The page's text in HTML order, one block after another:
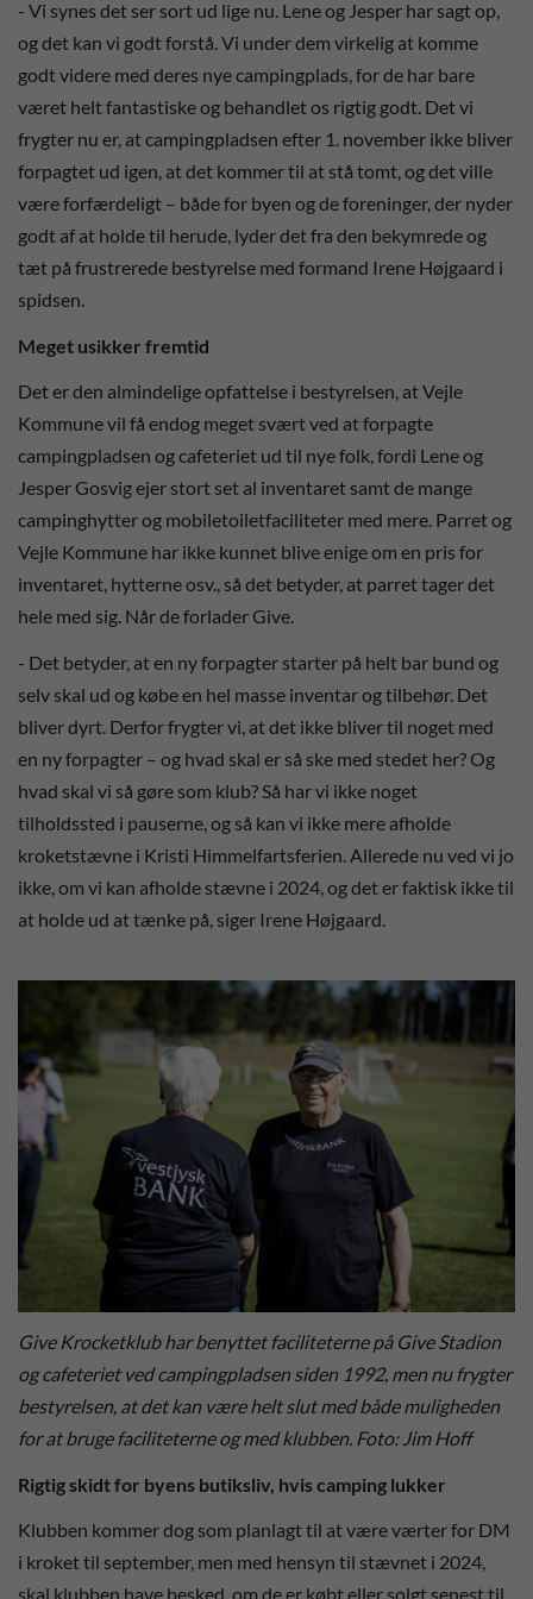
- Vi synes det ser sort ud lige nu. Lene og Jesper har sagt op,
og det kan vi godt forstå. Vi under dem virkelig at komme
godt videre med deres nye campingplads, for de har bare
været helt fantastiske og behandlet os rigtig godt. Det vi
frygter nu er, at campingpladsen efter 1. november ikke bliver
forpagtet ud igen, at det kommer til at stå tomt, og det ville
være forfærdeligt – både for byen og de foreninger, der nyder
godt af at holde til herude, lyder det fra den bekymrede og
tæt på frustrerede bestyrelse med formand Irene Højgaard i
spidsen.
Meget usikker fremtid
Det er den almindelige opfattelse i bestyrelsen, at Vejle
Kommune vil få endog meget svært ved at forpagte
campingpladsen og cafeteriet ud til nye folk, fordi Lene og
Jesper Gosvig ejer stort set al inventaret samt de mange
campinghytter og mobiletoiletfaciliteter med mere. Parret og
Vejle Kommune har ikke kunnet blive enige om en pris for
inventaret, hytterne osv., så det betyder, at parret tager det
hele med sig. Når de forlader Give.
- Det betyder, at en ny forpagter starter på helt bar bund og
selv skal ud og købe en hel masse inventar og tilbehør. Det
bliver dyrt. Derfor frygter vi, at det ikke bliver til noget med
en ny forpagter – og hvad skal er så ske med stedet her? Og
hvad skal vi så gøre som klub? Så har vi ikke noget
tilholdssted i pauserne, og så kan vi ikke mere afholde
kroketstævne i Kristi Himmelfartsferien. Allerede nu ved vi jo
ikke, om vi kan afholde stævne i 2024, og det er faktisk ikke til
at holde ud at tænke på, siger Irene Højgaard.
Give Krocketklub har benyttet faciliteterne på Give Stadion
og cafeteriet ved campingpladsen siden 1992, men nu frygter
bestyrelsen, at det kan være helt slut med både muligheden
for at bruge faciliteterne og med klubben. Foto: Jim Hoff
Rigtig skidt for byens butiksliv, hvis camping lukker
Klubben kommer dog som planlagt til at være værter for DM
i kroket til september, men med hensyn til stævnet i 2024,
skal klubben have besked, om de er købt eller solgt senest til